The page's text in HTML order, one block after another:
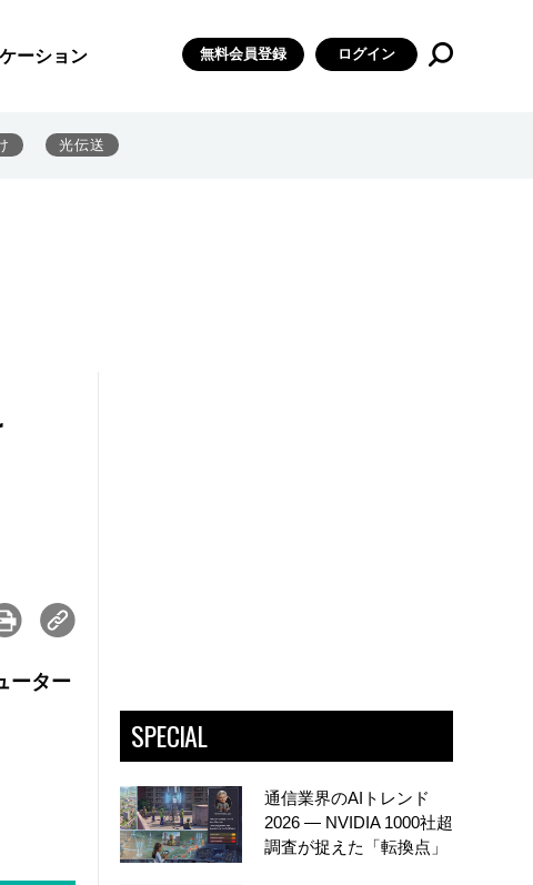
ーション 無料会員登録 ログイン
光伝送
ーター
SPECIAL
通信業界のAIトレンド
2026 ― NVIDIA 1000社超
調査が捉えた「転換点」